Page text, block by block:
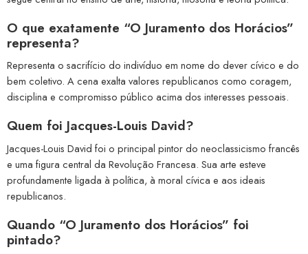
O que exatamente “O Juramento dos Horácios”
representa?
Representa o sacrifício do indivíduo em nome do dever cívico e do
bem coletivo. A cena exalta valores republicanos como coragem,
disciplina e compromisso público acima dos interesses pessoais.
Quem foi Jacques-Louis David?
Jacques-Louis David foi o principal pintor do neoclassicismo francês
e uma figura central da Revolução Francesa. Sua arte esteve
profundamente ligada à política, à moral cívica e aos ideais
republicanos.
Quando “O Juramento dos Horácios” foi
pintado?